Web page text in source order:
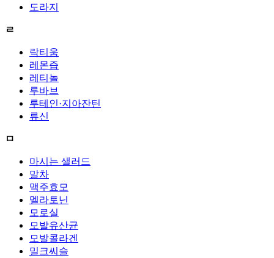
도라지
ㄹ
락티움
레몬즙
레티놀
루바브
루테인·지아잔틴
류신
ㅁ
마시는 샐러드
말차
맥주효모
멜라토닌
모로실
모발유산균
모발콜라겐
밀크씨슬